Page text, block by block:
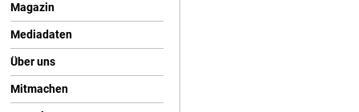
Magazin
Mediadaten
Über uns
Mitmachen